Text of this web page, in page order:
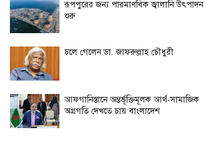
রূপপুরের জন্য পারমাণবিক জ্বালানি উৎপাদন
শুরু
চলে গেলেন ডা. জাফরুল্লাহ চৌধুরী
আফগানিস্তানে অন্তর্ভূক্তিমূলক আর্থ-সামাজিক
অগ্রগতি দেখতে চায় বাংলাদেশ